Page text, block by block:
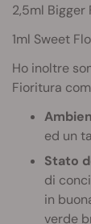
2,5ml Bigger
1ml Sweet
Ho inoltre
Fioritura
ed un
Stato
di
in
verde